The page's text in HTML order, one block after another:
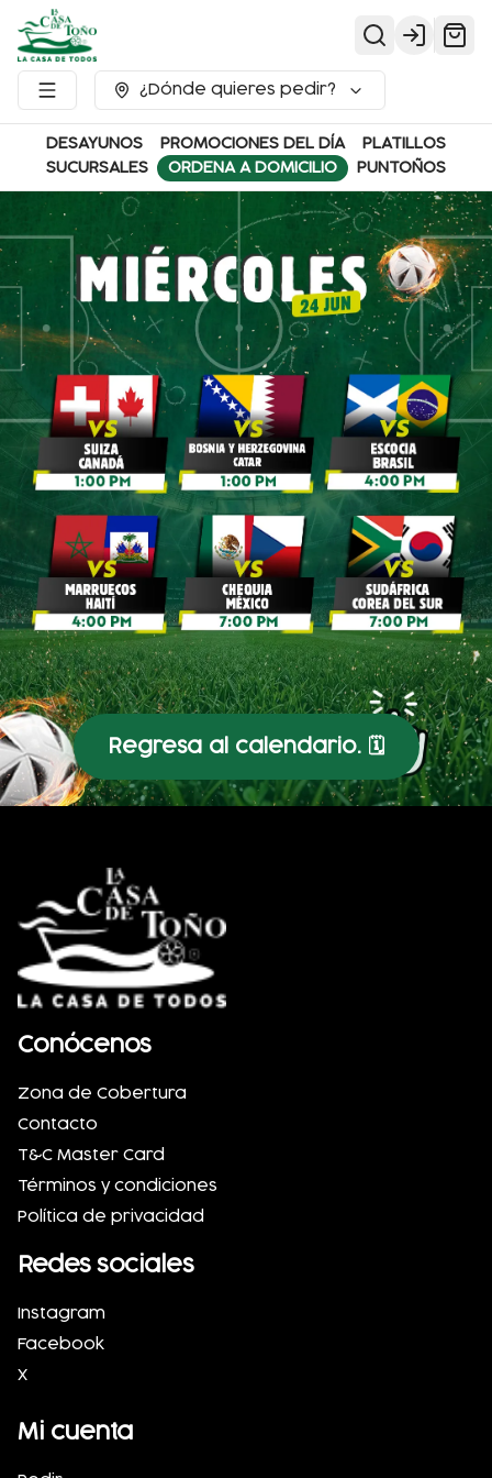
Login
¿Dónde quieres pedir?
DESAYUNOS PROMOCIONES DEL DÍA
PLATILLOS
SUCURSALES
ORDENA A DOMICILIO PUNTOÑOS
Regresa al calendario. 🗓️
Conócenos
Zona de Cobertura
Contacto
T&C Master Card
Términos y condiciones
Política de privacidad
Redes sociales
Instagram
Facebook
X
Mi cuenta